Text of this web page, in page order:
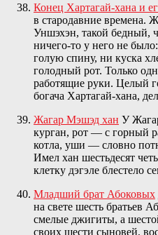
Конец Хартагай-хана и
в стародавние времена.
Уншэхэн, такой бедный,
ничего-то у него не
голую спину, ни куска
голодный рот. Только
работящие руки. Целый
богача Хартагай-хана,
Жагар Мэшэд хан У
курган, рот — с горный
котла, уши — словно
Имел хан шестьдесят
клетку дэгэле блестело
Младший брат Абоковых
на свете шесть братьев
смелые джигиты, а
своих шести сыновей,